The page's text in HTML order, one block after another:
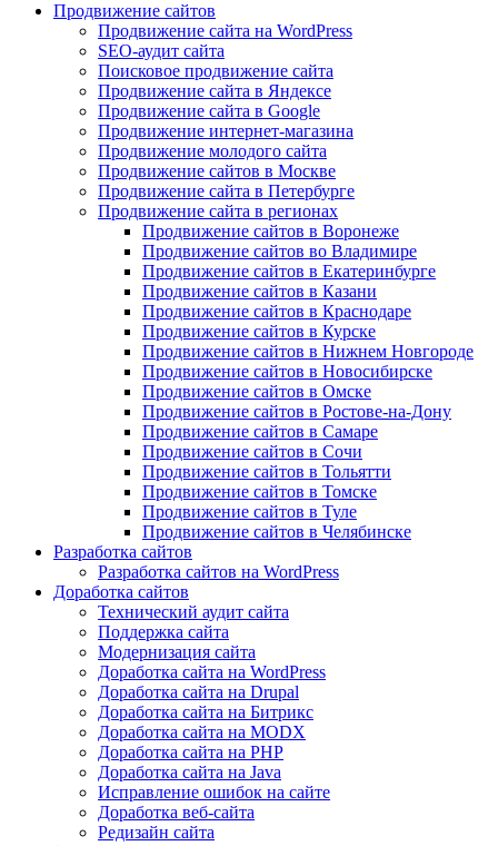
Продвижение сайтов
Продвижение сайта на WordPress
SEO-аудит сайта
Поисковое продвижение сайта
Продвижение сайта в Яндексе
Продвижение сайта в Google
Продвижение интернет-магазина
Продвижение молодого сайта
Продвижение сайтов в Москве
Продвижение сайта в Петербурге
Продвижение сайта в регионах
Продвижение сайтов в Воронеже
Продвижение сайтов во Владимире
Продвижение сайтов в Екатеринбурге
Продвижение сайтов в Казани
Продвижение сайтов в Краснодаре
Продвижение сайтов в Курске
Продвижение сайтов в Нижнем Новгороде
Продвижение сайтов в Новосибирске
Продвижение сайтов в Омске
Продвижение сайтов в Ростове-на-Дону
Продвижение сайтов в Самаре
Продвижение сайтов в Сочи
Продвижение сайтов в Тольятти
Продвижение сайтов в Томске
Продвижение сайтов в Туле
Продвижение сайтов в Челябинске
Разработка сайтов
Разработка сайтов на WordPress
Доработка сайтов
Технический аудит сайта
Поддержка сайта
Модернизация сайта
Доработка сайта на WordPress
Доработка сайта на Drupal
Доработка сайта на Битрикс
Доработка сайта на MODX
Доработка сайта на PHP
Доработка сайта на Java
Исправление ошибок на сайте
Доработка веб-сайта
Редизайн сайта